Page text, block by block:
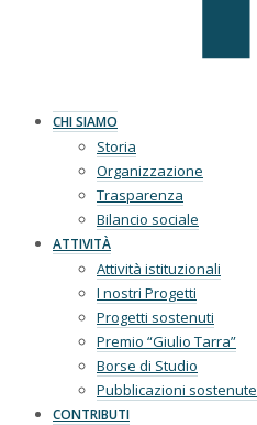
CHI SIAMO
Storia
Organizzazione
Trasparenza
Bilancio sociale
ATTIVITÀ
Attività istituzionali
I nostri Progetti
Progetti sostenuti
Premio “Giulio Tarra”
Borse di Studio
Pubblicazioni sostenute
CONTRIBUTI